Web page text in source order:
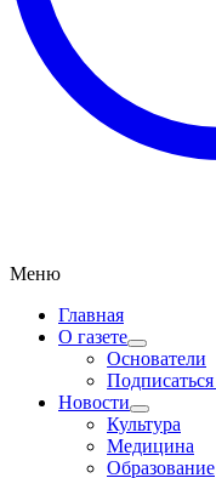
Меню
Главная
О газете
Основатели
Подписаться
Новости
Культура
Медицина
Образование